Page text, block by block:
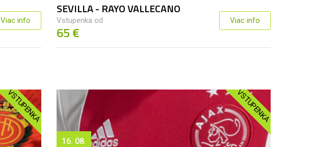
Viac info
SEVILLA - RAYO VALLECANO
Vstupenka od
65 €
Viac info
VSTUPENKA VSTUPENKA
16. 08.